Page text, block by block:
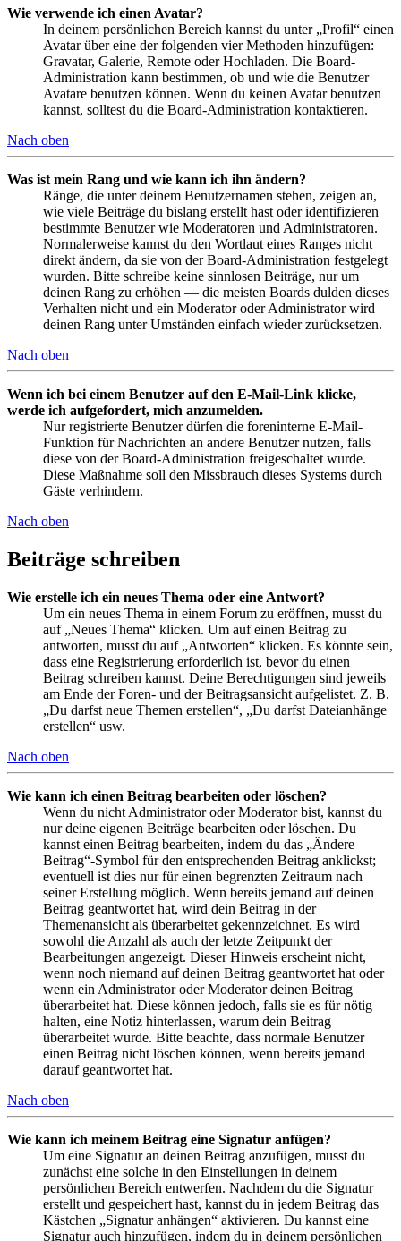
Wie verwende ich einen Avatar?
In deinem persönlichen Bereich kannst du unter „Profil“ einen
Avatar über eine der folgenden vier Methoden hinzufügen:
Gravatar, Galerie, Remote oder Hochladen. Die Board-
Administration kann bestimmen, ob und wie die Benutzer
Avatare benutzen können. Wenn du keinen Avatar benutzen
kannst, solltest du die Board-Administration kontaktieren.
Nach oben
Was ist mein Rang und wie kann ich ihn ändern?
Ränge, die unter deinem Benutzernamen stehen, zeigen an,
wie viele Beiträge du bislang erstellt hast oder identifizieren
bestimmte Benutzer wie Moderatoren und Administratoren.
Normalerweise kannst du den Wortlaut eines Ranges nicht
direkt ändern, da sie von der Board-Administration festgelegt
wurden. Bitte schreibe keine sinnlosen Beiträge, nur um
deinen Rang zu erhöhen — die meisten Boards dulden dieses
Verhalten nicht und ein Moderator oder Administrator wird
deinen Rang unter Umständen einfach wieder zurücksetzen.
Nach oben
Wenn ich bei einem Benutzer auf den E-Mail-Link klicke,
werde ich aufgefordert, mich anzumelden.
Nur registrierte Benutzer dürfen die foreninterne E-Mail-
Funktion für Nachrichten an andere Benutzer nutzen, falls
diese von der Board-Administration freigeschaltet wurde.
Diese Maßnahme soll den Missbrauch dieses Systems durch
Gäste verhindern.
Nach oben
Beiträge schreiben
Wie erstelle ich ein neues Thema oder eine Antwort?
Um ein neues Thema in einem Forum zu eröffnen, musst du
auf „Neues Thema“ klicken. Um auf einen Beitrag zu
antworten, musst du auf „Antworten“ klicken. Es könnte sein,
dass eine Registrierung erforderlich ist, bevor du einen
Beitrag schreiben kannst. Deine Berechtigungen sind jeweils
am Ende der Foren- und der Beitragsansicht aufgelistet. Z. B.
„Du darfst neue Themen erstellen“, „Du darfst Dateianhänge
erstellen“ usw.
Nach oben
Wie kann ich einen Beitrag bearbeiten oder löschen?
Wenn du nicht Administrator oder Moderator bist, kannst du
nur deine eigenen Beiträge bearbeiten oder löschen. Du
kannst einen Beitrag bearbeiten, indem du das „Ändere
Beitrag“-Symbol für den entsprechenden Beitrag anklickst;
eventuell ist dies nur für einen begrenzten Zeitraum nach
seiner Erstellung möglich. Wenn bereits jemand auf deinen
Beitrag geantwortet hat, wird dein Beitrag in der
Themenansicht als überarbeitet gekennzeichnet. Es wird
sowohl die Anzahl als auch der letzte Zeitpunkt der
Bearbeitungen angezeigt. Dieser Hinweis erscheint nicht,
wenn noch niemand auf deinen Beitrag geantwortet hat oder
wenn ein Administrator oder Moderator deinen Beitrag
überarbeitet hat. Diese können jedoch, falls sie es für nötig
halten, eine Notiz hinterlassen, warum dein Beitrag
überarbeitet wurde. Bitte beachte, dass normale Benutzer
einen Beitrag nicht löschen können, wenn bereits jemand
darauf geantwortet hat.
Nach oben
Wie kann ich meinem Beitrag eine Signatur anfügen?
Um eine Signatur an deinen Beitrag anzufügen, musst du
zunächst eine solche in den Einstellungen in deinem
persönlichen Bereich entwerfen. Nachdem du die Signatur
erstellt und gespeichert hast, kannst du in jedem Beitrag das
Kästchen „Signatur anhängen“ aktivieren. Du kannst eine
Signatur auch hinzufügen, indem du in deinem persönlichen